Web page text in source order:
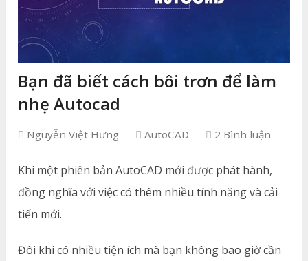
Bạn đã biết cách bôi trơn để làm
nhẹ Autocad
Nguyễn Việt Hưng AutoCAD 2 Bình luận
Khi một phiên bản AutoCAD mới được phát hành,
đồng nghĩa với việc có thêm nhiều tính năng và cải
tiến mới.
Đôi khi có nhiều tiện ích mà bạn không bao giờ cần